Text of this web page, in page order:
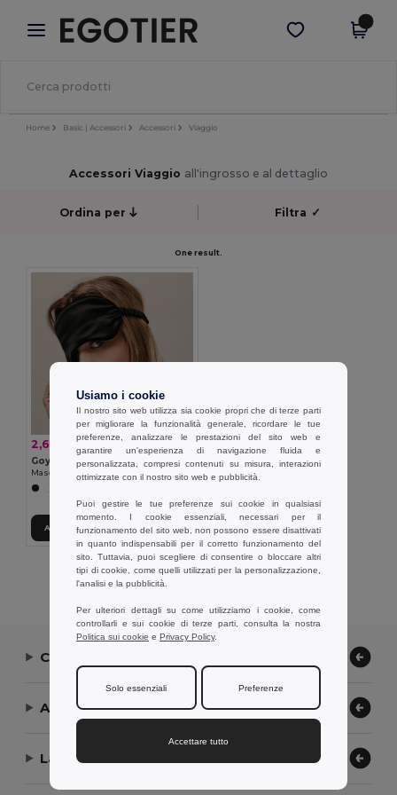
× App Egotier
Prezzi migliori sull'app!
Scarica app
Home Basic | Accessori Accessori Viaggio
Accessori Viaggio all'ingrosso e al dettaglio
Ordina per Filtra ✓
One result.
2,61 € 2,86 € -9%
Goya 52529
Aggiungi al carrello
Visualizzazione Di Tutti I Prodotti.
Contattaci
Aiuto or Assistenza
La nostra azienda
Usiamo i cookie
Il nostro sito web utilizza sia cookie propri che di terze parti
per migliorare la funzionalità generale, ricordare le tue
preferenze, analizzare le prestazioni del sito web e
garantire un'esperienza di navigazione fluida e
personalizzata, compresi contenuti su misura, interazioni
ottimizzate con il nostro sito web e pubblicità.
Puoi gestire le tue preferenze sui cookie in qualsiasi
momento. I cookie essenziali, necessari per il
funzionamento del sito web, non possono essere disattivati
in quanto indispensabili per il corretto funzionamento del
sito. Tuttavia, puoi scegliere di consentire o bloccare altri
tipi di cookie, come quelli utilizzati per la personalizzazione,
l'analisi e la pubblicità.
Per ulteriori dettagli su come utilizziamo i cookie, come
controllarli e sui cookie di terze parti, consulta la nostra
Politica sui cookie e Privacy Policy.
Solo essenziali Preferenze
Accettare tutto